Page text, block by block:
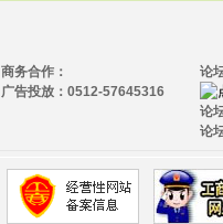
论
论
论
商务合作：
广告投放：0512-57645316